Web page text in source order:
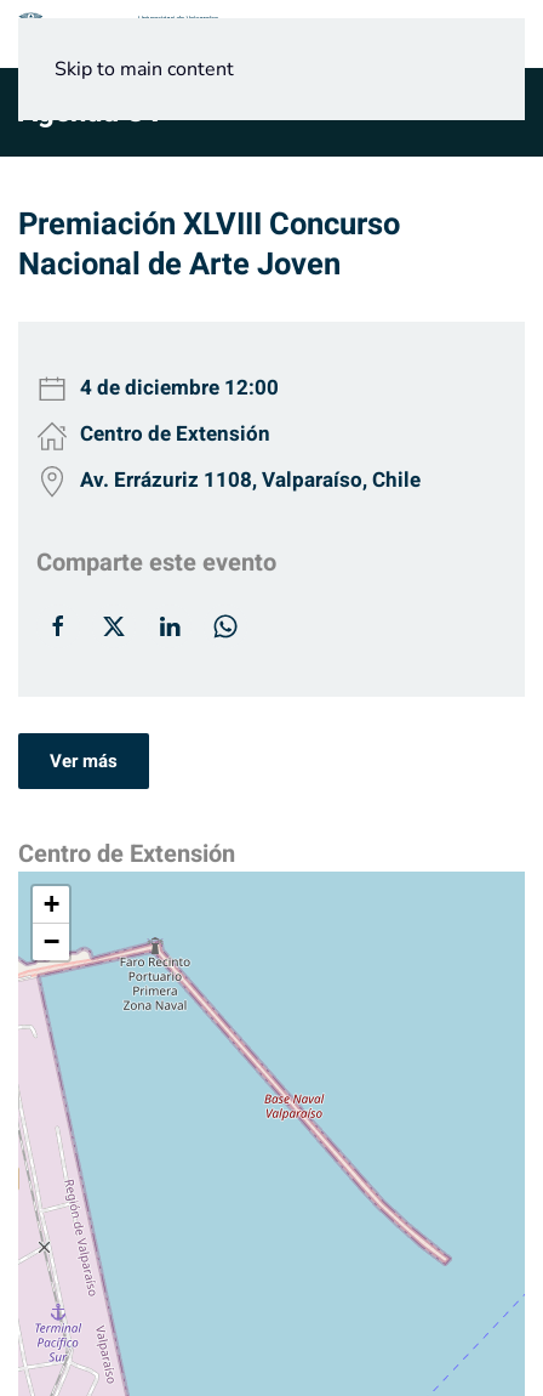
Skip to main content
Agenda UV
Premiación XLVIII Concurso
Nacional de Arte Joven
4 de diciembre 12:00
Centro de Extensión
Av. Errázuriz 1108, Valparaíso, Chile
Comparte este evento
Ver más
Centro de Extensión
+
−